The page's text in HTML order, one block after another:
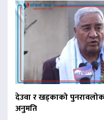
देउवा र खड्काको
अनुमति